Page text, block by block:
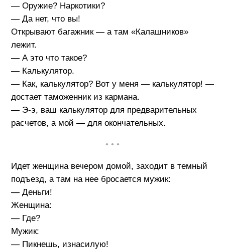
— Оружие? Наркотики?
— Да нет, что вы!
Открывают багажник — а там «Калашников»
лежит.
— А это что такое?
— Калькулятор.
— Как, калькулятор? Вот у меня — калькулятор! —
достает таможенник из кармана.
— Э-э, ваш калькулятор для предварительных
расчетов, а мой — для окончательных.
• • •
Идет женщина вечером домой, заходит в темный
подъезд, а там на нее бросается мужик:
— Деньги!
Женщина:
— Где?
Мужик:
— Пикнешь, изнасилую!